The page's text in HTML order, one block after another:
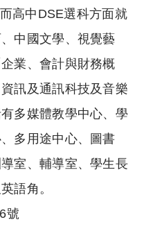
高中DSE選科方面就
中國文學、視覺藝
業、會計與財務概
訊及通訊科技及音樂
多媒體教學中心、學
多用途中心、圖書
室、輔導室、學生長
語角。
號